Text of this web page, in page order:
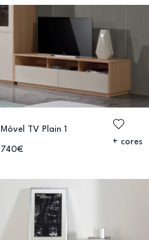
Móvel TV Plain 1
740€
+ cores